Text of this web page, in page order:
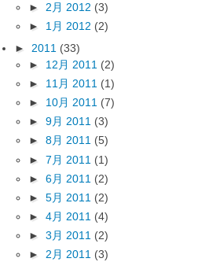
► 2月 2012 (3)
► 1月 2012 (2)
► 2011 (33)
► 12月 2011 (2)
► 11月 2011 (1)
► 10月 2011 (7)
► 9月 2011 (3)
► 8月 2011 (5)
► 7月 2011 (1)
► 6月 2011 (2)
► 5月 2011 (2)
► 4月 2011 (4)
► 3月 2011 (2)
► 2月 2011 (3)